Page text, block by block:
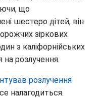
що
шестеро дітей, він
зіркових
з каліфорнійських
на розлучення.
розлучення
налагодиться.